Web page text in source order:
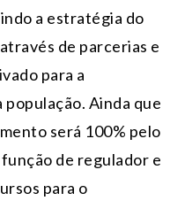
a estratégia do
de parcerias e
para a
Ainda que
será 100% pelo
função de regulador e
para o